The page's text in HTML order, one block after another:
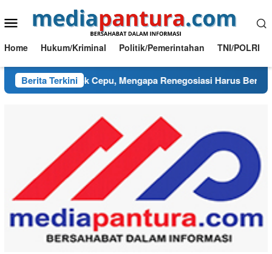
ke
Menu
Mobile
Home Hukum/Kriminal Politik/Pemerintahan TNI/POLRI
Berita Terkini
PI Blok Cepu, Mengapa Renegosiasi Harus Berpijak pada